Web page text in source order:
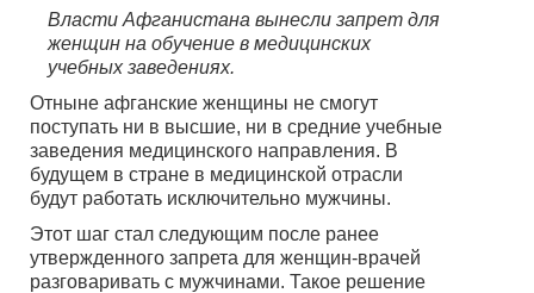
Власти Афганистана вынесли запрет для
женщин на обучение в медицинских
учебных заведениях.
Отныне афганские женщины не смогут
поступать ни в высшие, ни в средние учебные
заведения медицинского направления. В
будущем в стране в медицинской отрасли
будут работать исключительно мужчины.
Этот шаг стал следующим после ранее
утвержденного запрета для женщин-врачей
разговаривать с мужчинами. Такое решение